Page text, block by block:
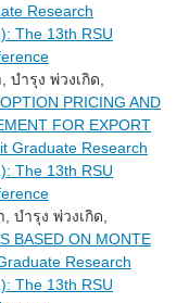
Research
The 13th RSU
ำรุง พ่วงเกิด,
PRICING AND
FOR EXPORT
Graduate Research
The 13th RSU
ำรุง พ่วงเกิด,
BASED ON MONTE
Research
The 13th RSU